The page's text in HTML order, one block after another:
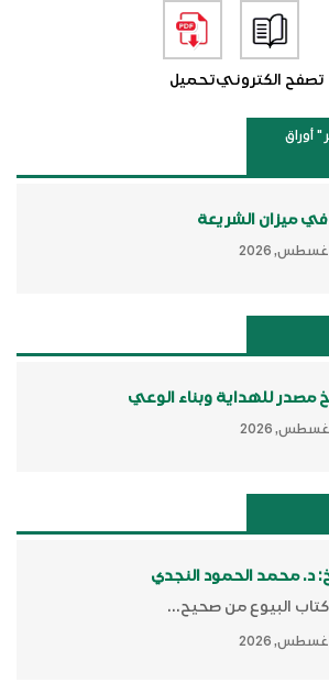
تصفح الكترونيتحميل
" أوراق
في ميزان الشريعة
مصدر للهداية وبناء الوعي
د. محمد الحمود النجدي
البيوع من صحيح...